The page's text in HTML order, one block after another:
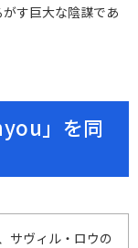
す巨大な陰謀であ
」を同
サヴィル・ロウの